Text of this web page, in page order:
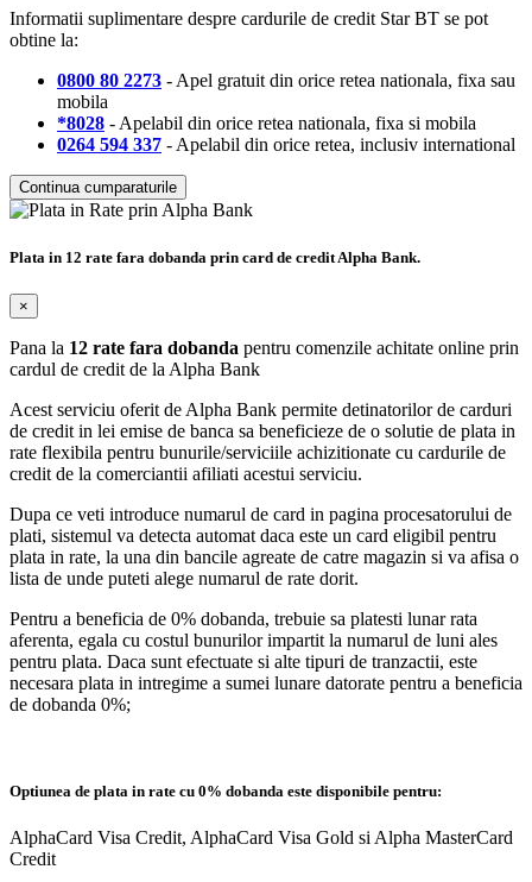
Informatii suplimentare despre cardurile de credit Star BT se pot
obtine la:
0800 80 2273 - Apel gratuit din orice retea nationala, fixa sau
mobila
*8028 - Apelabil din orice retea nationala, fixa si mobila
0264 594 337 - Apelabil din orice retea, inclusiv international
Continua cumparaturile
Plata in 12 rate fara dobanda prin card de credit Alpha Bank.
×
Pana la 12 rate fara dobanda pentru comenzile achitate online prin
cardul de credit de la Alpha Bank
Acest serviciu oferit de Alpha Bank permite detinatorilor de carduri
de credit in lei emise de banca sa beneficieze de o solutie de plata in
rate flexibila pentru bunurile/serviciile achizitionate cu cardurile de
credit de la comerciantii afiliati acestui serviciu.
Dupa ce veti introduce numarul de card in pagina procesatorului de
plati, sistemul va detecta automat daca este un card eligibil pentru
plata in rate, la una din bancile agreate de catre magazin si va afisa o
lista de unde puteti alege numarul de rate dorit.
Pentru a beneficia de 0% dobanda, trebuie sa platesti lunar rata
aferenta, egala cu costul bunurilor impartit la numarul de luni ales
pentru plata. Daca sunt efectuate si alte tipuri de tranzactii, este
necesara plata in intregime a sumei lunare datorate pentru a beneficia
de dobanda 0%;
Optiunea de plata in rate cu 0% dobanda este disponibile pentru:
AlphaCard Visa Credit, AlphaCard Visa Gold si Alpha MasterCard
Credit